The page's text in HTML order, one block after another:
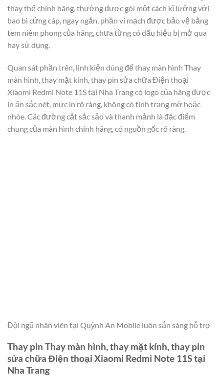
thay thế chính hãng, thường được gói một cách kĩ lưỡng với
bao bì cứng cáp, ngay ngắn, phần vi mạch được bảo vệ bằng
tem niêm phong của hãng, chưa từng có dấu hiệu bị mở qua
hay sử dụng.
Quan sát phần trên, linh kiện dùng để thay màn hình Thay
màn hình, thay mặt kính, thay pin sửa chữa Điện thoại
Xiaomi Redmi Note 11S tại Nha Trang có logo của hãng được
in ấn sắc nét, mực in rõ ràng, không có tình trạng mờ hoặc
nhòe. Các đường cắt sắc sảo và thanh mảnh là đặc điểm
chung của màn hình chính hãng, có nguồn gốc rõ ràng.
Đội ngũ nhân viên tại Quỳnh An Mobile luôn sẵn sàng hỗ trợ
Thay pin Thay màn hình, thay mặt kính, thay pin
sửa chữa Điện thoại Xiaomi Redmi Note 11S tại
Nha Trang